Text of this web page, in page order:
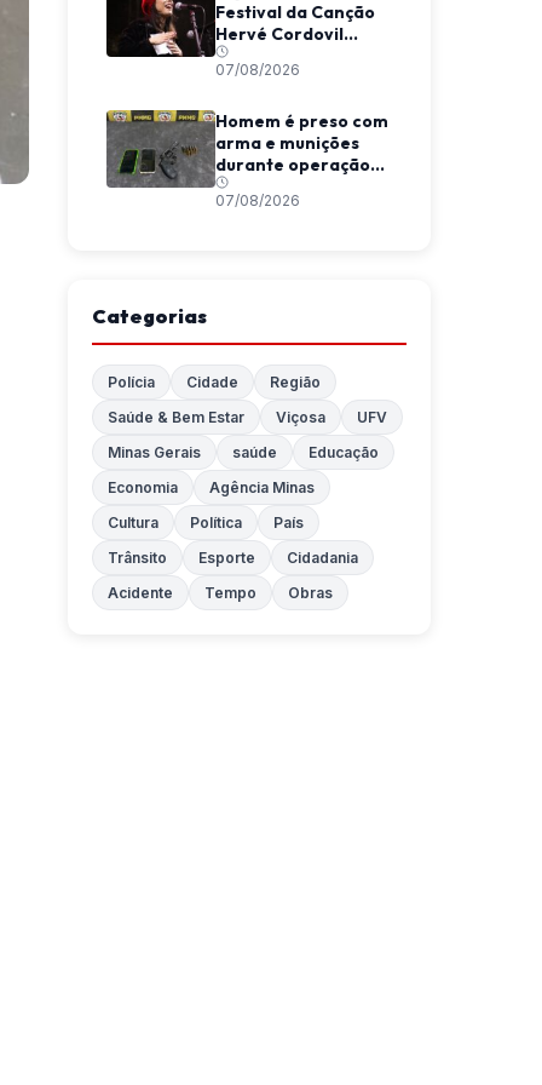
Festival da Canção
Hervé Cordovil
neste fim de semana
07/08/2026
Homem é preso com
arma e munições
durante operação
da Polícia Militar em
Araponga
07/08/2026
Categorias
Polícia Cidade
Região
Saúde & Bem Estar
Viçosa
UFV
Minas Gerais
saúde
Educação
Economia
Agência Minas
Cultura
Política
País
Trânsito
Esporte
Cidadania
Acidente
Tempo Obras